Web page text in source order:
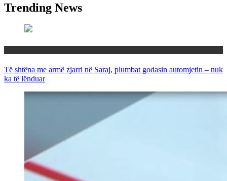
Trending News
Të shtëna me armë zjarri në Saraj, plumbat godasin automjetin – nuk
ka të lënduar